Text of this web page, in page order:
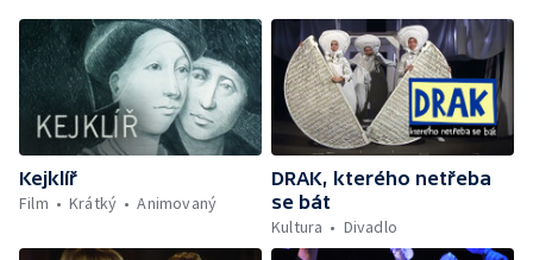
Kejklíř
Film
Krátký Animovaný
DRAK, kterého netřeba
se bát
Kultura
Divadlo